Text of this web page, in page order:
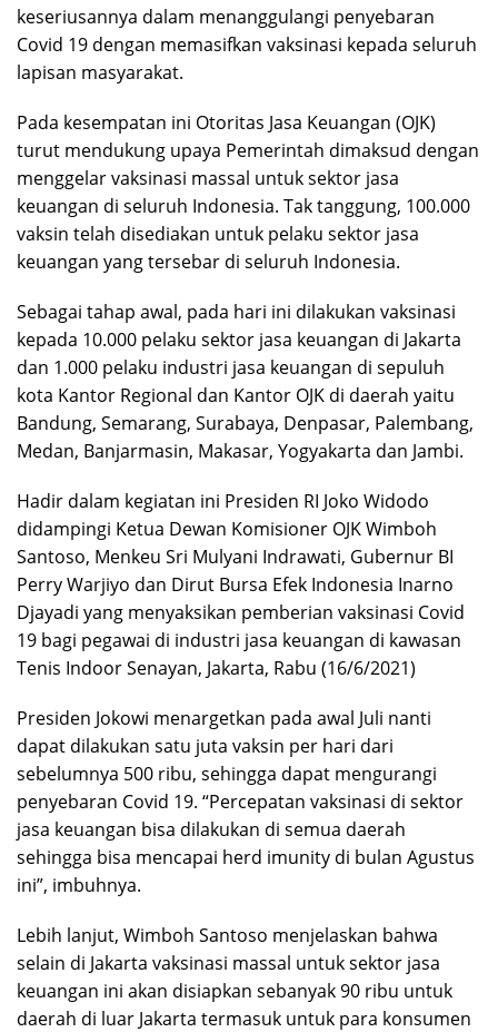
keseriusannya dalam menanggulangi penyebaran
Covid 19 dengan memasifkan vaksinasi kepada seluruh
lapisan masyarakat.
Pada kesempatan ini Otoritas Jasa Keuangan (OJK)
turut mendukung upaya Pemerintah dimaksud dengan
menggelar vaksinasi massal untuk sektor jasa
keuangan di seluruh Indonesia. Tak tanggung, 100.000
vaksin telah disediakan untuk pelaku sektor jasa
keuangan yang tersebar di seluruh Indonesia.
Sebagai tahap awal, pada hari ini dilakukan vaksinasi
kepada 10.000 pelaku sektor jasa keuangan di Jakarta
dan 1.000 pelaku industri jasa keuangan di sepuluh
kota Kantor Regional dan Kantor OJK di daerah yaitu
Bandung, Semarang, Surabaya, Denpasar, Palembang,
Medan, Banjarmasin, Makasar, Yogyakarta dan Jambi.
Hadir dalam kegiatan ini Presiden RI Joko Widodo
didampingi Ketua Dewan Komisioner OJK Wimboh
Santoso, Menkeu Sri Mulyani Indrawati, Gubernur BI
Perry Warjiyo dan Dirut Bursa Efek Indonesia Inarno
Djayadi yang menyaksikan pemberian vaksinasi Covid
19 bagi pegawai di industri jasa keuangan di kawasan
Tenis Indoor Senayan, Jakarta, Rabu (16/6/2021)
Presiden Jokowi menargetkan pada awal Juli nanti
dapat dilakukan satu juta vaksin per hari dari
sebelumnya 500 ribu, sehingga dapat mengurangi
penyebaran Covid 19. “Percepatan vaksinasi di sektor
jasa keuangan bisa dilakukan di semua daerah
sehingga bisa mencapai herd imunity di bulan Agustus
ini”, imbuhnya.
Lebih lanjut, Wimboh Santoso menjelaskan bahwa
selain di Jakarta vaksinasi massal untuk sektor jasa
keuangan ini akan disiapkan sebanyak 90 ribu untuk
daerah di luar Jakarta termasuk untuk para konsumen